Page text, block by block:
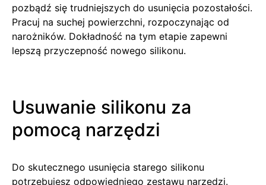
pozbądź się trudniejszych do usunięcia pozostałości.
Pracuj na suchej powierzchni, rozpoczynając od
narożników. Dokładność na tym etapie zapewni
lepszą przyczepność nowego silikonu.
Usuwanie silikonu za
pomocą narzędzi
Do skutecznego usunięcia starego silikonu
potrzebujesz odpowiedniego zestawu narzędzi.